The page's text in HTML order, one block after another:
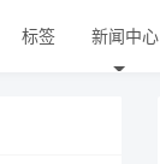
标签 新闻中心